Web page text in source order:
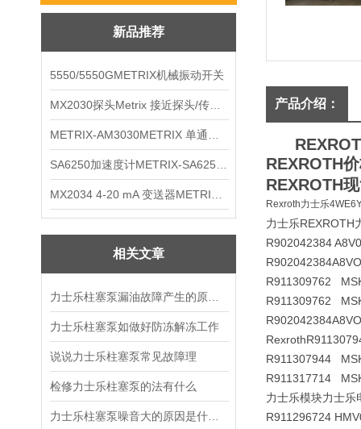
新品推荐
5550/5550GMETRIX机械振动开关
相关文章
力士乐柱塞泵如做好防冻解冻工作
说说力士乐柱塞泵常见故障理
检修力士乐柱塞泵的法有什么
产品介绍：
REXROTH
REXROTH
Rexroth力士乐
力士乐REXROTH
R902042384
R902042384
R911309762
R911309762
R902042384
Rexroth
R911307944
R911317714
力士乐模块力士乐
R911296724